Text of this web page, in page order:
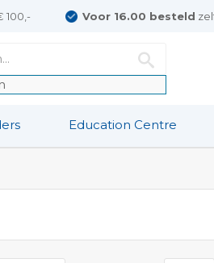
100,- Voor 16.00 besteld
Education Centre